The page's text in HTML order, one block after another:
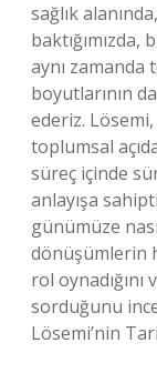
sağlık
aynı
boyutlarının
ederiz.
toplumsal
süreç içinde
anlayışa
günümüze
dönüşümlerin
rol
sorduğunu
Lösemi’nin